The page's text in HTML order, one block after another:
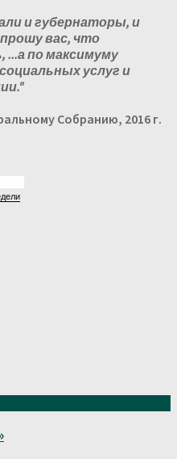
и губернаторы, и
вас, что
...а по максимуму
услуг и
Собранию, 2016 г.